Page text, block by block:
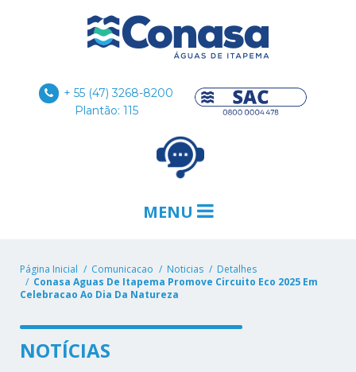
+ 55 (47) 3268-8200
Plantão: 115
MENU
Página Inicial Comunicacao Noticias
Detalhes
Conasa Aguas De Itapema Promove Circuito Eco 2025 Em
Celebracao Ao Dia Da Natureza
NOTÍCIAS